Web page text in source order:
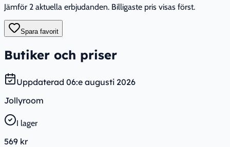
Jämför 2 aktuella erbjudanden. Billigaste pris visas först.
Spara favorit
Butiker och priser
Uppdaterad 06:e augusti 2026
Jollyroom
I lager
569 kr